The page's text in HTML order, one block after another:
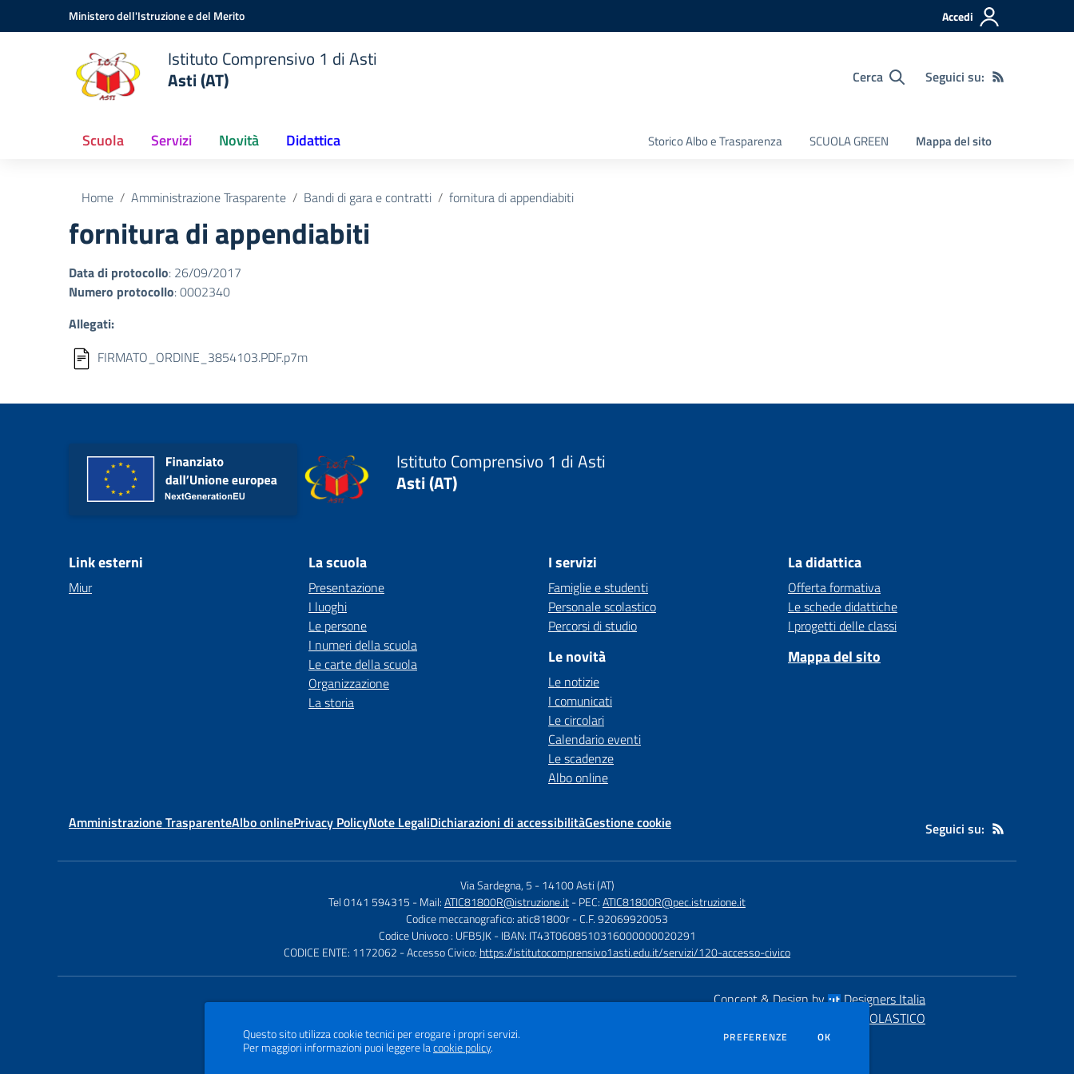
Vai ai contenuti
Vai al menu di navigazioneMinistero dell'Istruzione e del Merito Accedi
Istituto Comprensivo 1 di Asti
Asti (AT)
Cerca Seguici su:
Scuola Servizi Novità Didattica Storico Albo e Trasparenza SCUOLA GREEN Mappa del sito
Home Amministrazione Trasparente Bandi di gara e contratti fornitura di appendiabiti
fornitura di appendiabiti
Data di protocollo: 26/09/2017
Numero protocollo: 0002340
Allegati:
FIRMATO_ORDINE_3854103.PDF.p7m
Istituto Comprensivo 1 di Asti
Asti (AT)
Link esterni
Miur
La scuola
Presentazione
I luoghi
Le persone
I numeri della scuola
Le carte della scuola
Organizzazione
La storia
I servizi
Famiglie e studenti
Personale scolastico
Percorsi di studio
Le novità
Le notizie
I comunicati
Le circolari
Calendario eventi
Le scadenze
Albo online
La didattica
Offerta formativa
Le schede didattiche
I progetti delle classi
Mappa del sito
Amministrazione TrasparenteAlbo onlinePrivacy PolicyNote LegaliDichiarazioni di accessibilitàGestione cookie Seguici su:
Via Sardegna, 5 -14100 Asti (AT)
Tel 0141 594315 - Mail:ATIC81800R@istruzione.it- PEC:ATIC81800R@pec.istruzione.it
Codice meccanografico: atic81800r- C.F. 92069920053
Codice Univoco : UFB5JK - IBAN: IT43T0608510316000000020291
CODICE ENTE: 1172062 - Accesso Civico: https://istitutocomprensivo1asti.edu.it/servizi/120-accesso-civico
Concept & Design by
Designers Italia
SCUOLASTICO
Questo sito utilizza cookie tecnici per erogare i propri servizi.
Per maggiori informazioni puoi leggere lacookie policy.
PREFERENZE DEI COOKIE
OK